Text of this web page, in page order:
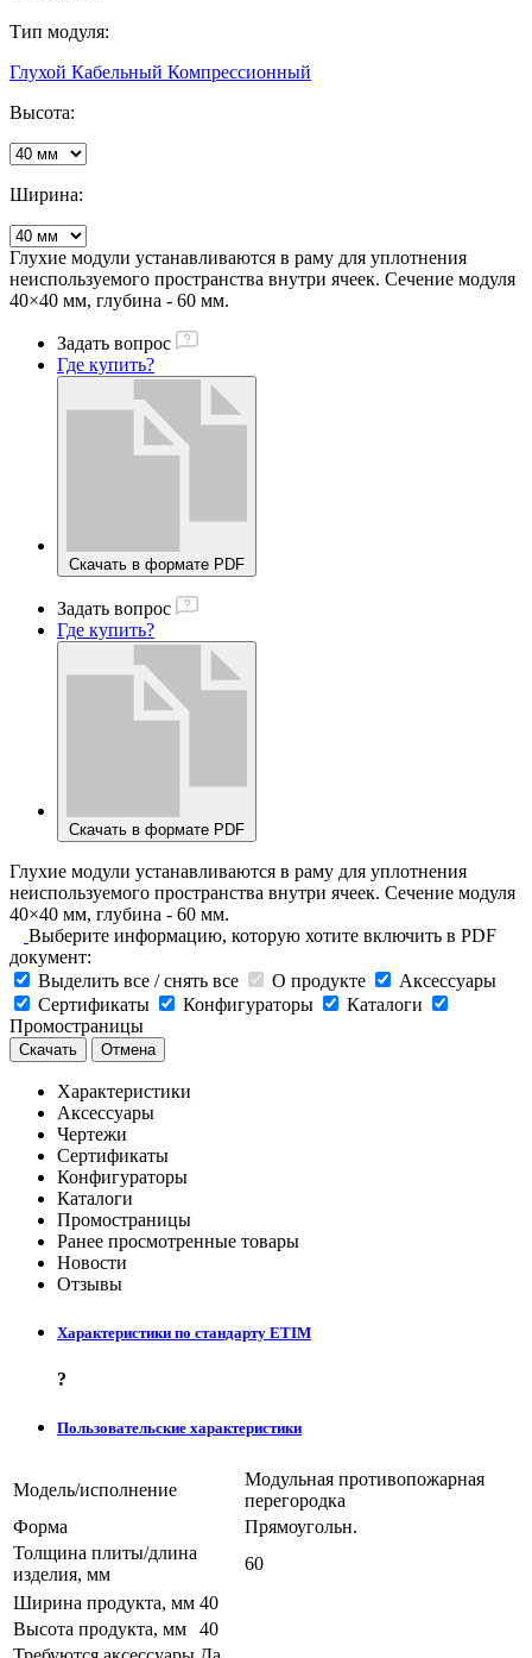
Тип модуля:
Глухой Кабельный Компрессионный
Высота:
Ширина:
Глухие модули устанавливаются в раму для уплотнения
неиспользуемого пространства внутри ячеек. Сечение модуля
40×40 мм, глубина - 60 мм.
Задать вопрос
Где купить?
Скачать в формате PDF
Задать вопрос
Где купить?
Скачать в формате PDF
Глухие модули устанавливаются в раму для уплотнения
неиспользуемого пространства внутри ячеек. Сечение модуля
40×40 мм, глубина - 60 мм.
Выберите информацию, которую хотите включить в PDF
документ:
Выделить все / снять все
О продукте
Аксессуары
Сертификаты
Конфигураторы
Каталоги
Промостраницы
Скачать Отмена
Характеристики
Аксессуары
Чертежи
Сертификаты
Конфигураторы
Каталоги
Промостраницы
Ранее просмотренные товары
Новости
Отзывы
Характеристики по стандарту ETIM
?
Пользовательские характеристики
Модель/исполнение
Модульная противопожарная
перегородка
Форма
Прямоугольн.
Толщина плиты/длина
изделия, мм
60
Ширина продукта, мм 40
Высота продукта, мм
40